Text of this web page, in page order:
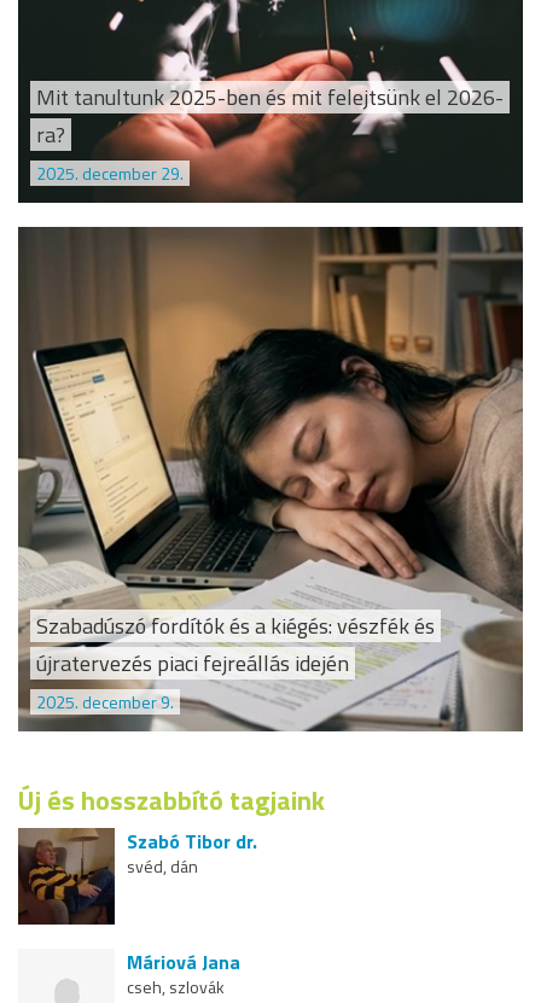
Mit tanultunk 2025-ben és mit felejtsünk el 2026-
ra?
2025. december 29.
Szabadúszó fordítók és a kiégés: vészfék és
újratervezés piaci fejreállás idején
2025. december 9.
Új és hosszabbító tagjaink
Szabó Tibor dr.
svéd, dán
Máriová Jana
cseh, szlovák